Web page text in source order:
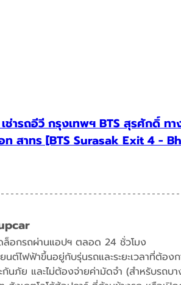
ช่ารถอีวี กรุงเทพฯ BTS สุรศักดิ์ ท
ท สาทร [BTS Surasak Exit 4 -
ล็อกรถผ่านแอปฯ ตลอด 24 ชั่วโมง
นต์ไฟฟ้าขึ้นอยู่กับรุ่นรถและระยะเวลาที่ต้องก
กันภัย และไม่ต้องจ่ายค่ามัดจำ (สำหรับรถบ